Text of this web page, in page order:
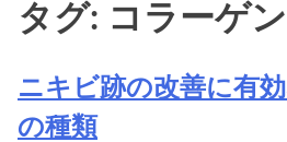
タグ: コラーゲン
ニキビ跡の改善に有
の種類